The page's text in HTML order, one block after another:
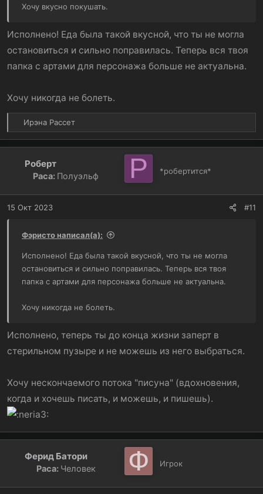
Хочу вкусно покушать.
Исполнено! Еда была такой вкусной, что ты не могла
остановиться и сильно поправилась. Теперь вся твоя
папка с артами для персонажа больше не актуальна.
Хочу никогда не болеть.
Р
е
ц
Ирэна Рассет
Роберт
Раса: Полуэльф Р *робертится*
15 Окт 2023 #11
Фэристо написал(а):
Исполнено! Еда была такой вкусной, что ты не могла
остановиться и сильно поправилась. Теперь вся твоя
папка с артами для персонажа больше не актуальна.
Хочу никогда не болеть.
Исполнено, теперь ты до конца жизни заперт в
стерильном пузыре и не можешь из него выбраться.
Хочу нескончаемого потока "писуна" (вдохновения,
когда и хочешь писать, и можешь, и пишешь).
Ферид Батори
Раса: Человек Ф Игрок